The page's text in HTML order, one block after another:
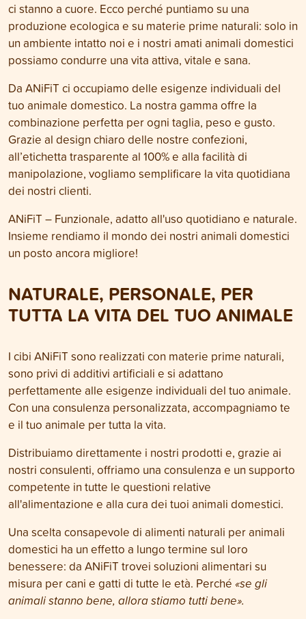
ci stanno a cuore. Ecco perché puntiamo su una
produzione ecologica e su materie prime naturali: solo in
un ambiente intatto noi e i nostri amati animali domestici
possiamo condurre una vita attiva, vitale e sana.
Da ANiFiT ci occupiamo delle esigenze individuali del
tuo animale domestico. La nostra gamma offre la
combinazione perfetta per ogni taglia, peso e gusto.
Grazie al design chiaro delle nostre confezioni,
all’etichetta trasparente al 100% e alla facilità di
manipolazione, vogliamo semplificare la vita quotidiana
dei nostri clienti.
ANiFiT – Funzionale, adatto all'uso quotidiano e naturale.
Insieme rendiamo il mondo dei nostri animali domestici
un posto ancora migliore!
NATURALE, PERSONALE, PER
TUTTA LA VITA DEL TUO ANIMALE
I cibi ANiFiT sono realizzati con materie prime naturali,
sono privi di additivi artificiali e si adattano
perfettamente alle esigenze individuali del tuo animale.
Con una consulenza personalizzata, accompagniamo te
e il tuo animale per tutta la vita.
Distribuiamo direttamente i nostri prodotti e, grazie ai
nostri consulenti, offriamo una consulenza e un supporto
competente in tutte le questioni relative
all'alimentazione e alla cura dei tuoi animali domestici.
Una scelta consapevole di alimenti naturali per animali
domestici ha un effetto a lungo termine sul loro
benessere: da ANiFiT trovei soluzioni alimentari su
misura per cani e gatti di tutte le età. Perché «se gli
animali stanno bene, allora stiamo tutti bene».